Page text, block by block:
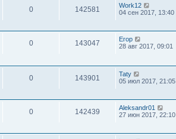
0 142581
Work12
04 сен 2017, 13:40
0 143047
Егор
28 авг 2017, 09:01
0 143901
Taty
05 июл 2017, 21:05
0 142439
Aleksandr01
27 июн 2017, 22:10